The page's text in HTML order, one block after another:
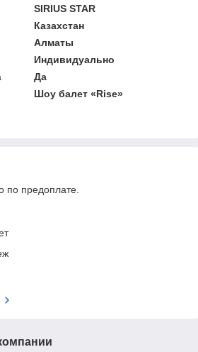
SIRIUS STAR
Казахстан
Алматы
Индивидуально
Да
Шоу балет «Rise»
по предоплате.